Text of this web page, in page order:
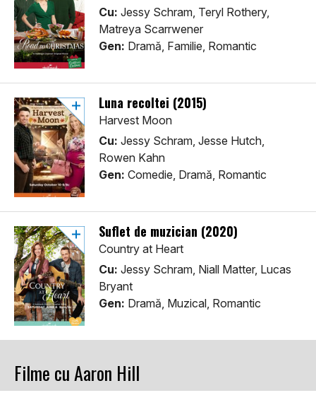
Cu: Jessy Schram, Teryl Rothery,
Matreya Scarrwener
Gen: Dramă, Familie, Romantic
Luna recoltei (2015)
Harvest Moon
Cu: Jessy Schram, Jesse Hutch,
Rowen Kahn
Gen: Comedie, Dramă, Romantic
Suflet de muzician (2020)
Country at Heart
Cu: Jessy Schram, Niall Matter, Lucas
Bryant
Gen: Dramă, Muzical, Romantic
Filme cu Aaron Hill